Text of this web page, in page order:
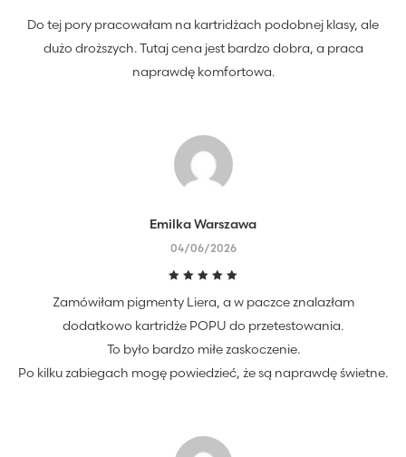
Do tej pory pracowałam na kartridżach podobnej klasy, ale
dużo droższych. Tutaj cena jest bardzo dobra, a praca
naprawdę komfortowa.
Emilka Warszawa
04/06/2026
5na 5
Zamówiłam pigmenty Liera, a w paczce znalazłam
dodatkowo kartridże POPU do przetestowania.
To było bardzo miłe zaskoczenie.
Po kilku zabiegach mogę powiedzieć, że są naprawdę świetne.